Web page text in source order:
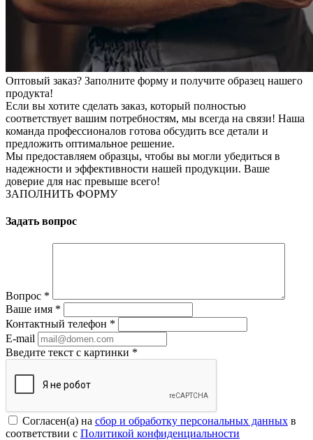
Оптовый заказ? Заполните форму и получите образец нашего
продукта!
Если вы хотите сделать заказ, который полностью
соответствует вашим потребностям, мы всегда на связи! Наша
команда профессионалов готова обсудить все детали и
предложить оптимальное решение.
Мы предоставляем образцы, чтобы вы могли убедиться в
надежности и эффективности нашей продукции. Ваше
доверие для нас превыше всего!
ЗАПОЛНИТЬ ФОРМУ
Задать вопрос
Вопрос *
Ваше имя *
Контактный телефон *
E-mail
Введите текст с картинки *
Согласен(а) на сбор и обработку персональных данных в
соответствии с Политикой конфиденциальности